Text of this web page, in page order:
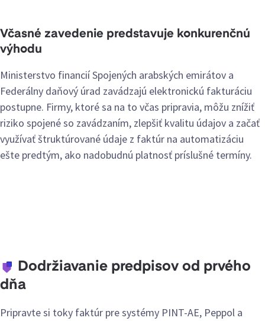
Včasné zavedenie predstavuje konkurenčnú
výhodu
Ministerstvo financií Spojených arabských emirátov a
Federálny daňový úrad zavádzajú elektronickú fakturáciu
postupne. Firmy, ktoré sa na to včas pripravia, môžu znížiť
riziko spojené so zavádzaním, zlepšiť kvalitu údajov a začať
využívať štruktúrované údaje z faktúr na automatizáciu
ešte predtým, ako nadobudnú platnosť príslušné termíny.
Dodržiavanie predpisov od prvého
dňa
Pripravte si toky faktúr pre systémy PINT-AE, Peppol a